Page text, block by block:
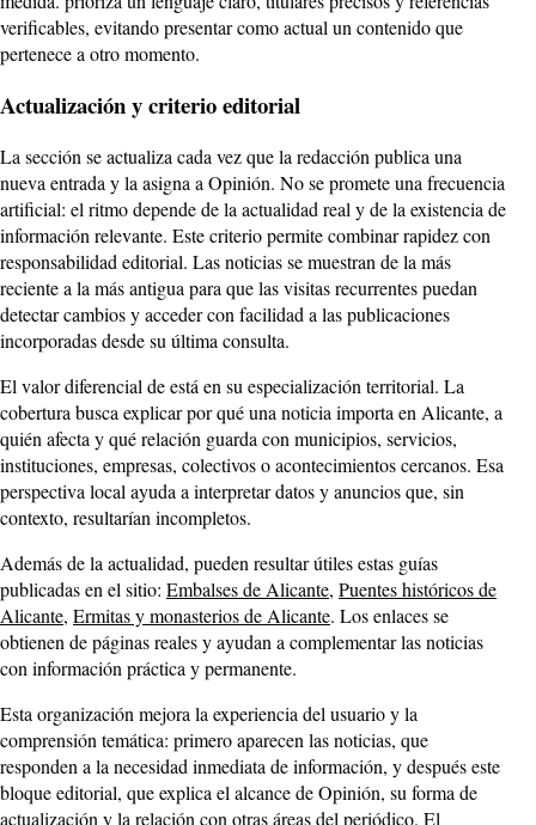
verificables, evitando presentar como actual un contenido que
pertenece a otro momento.
Actualización y criterio editorial
La sección se actualiza cada vez que la redacción publica una
nueva entrada y la asigna a Opinión. No se promete una frecuencia
artificial: el ritmo depende de la actualidad real y de la existencia de
información relevante. Este criterio permite combinar rapidez con
responsabilidad editorial. Las noticias se muestran de la más
reciente a la más antigua para que las visitas recurrentes puedan
detectar cambios y acceder con facilidad a las publicaciones
incorporadas desde su última consulta.
El valor diferencial de está en su especialización territorial. La
cobertura busca explicar por qué una noticia importa en Alicante, a
quién afecta y qué relación guarda con municipios, servicios,
instituciones, empresas, colectivos o acontecimientos cercanos. Esa
perspectiva local ayuda a interpretar datos y anuncios que, sin
contexto, resultarían incompletos.
Además de la actualidad, pueden resultar útiles estas guías
publicadas en el sitio: Embalses de Alicante, Puentes históricos de
Alicante, Ermitas y monasterios de Alicante. Los enlaces se
obtienen de páginas reales y ayudan a complementar las noticias
con información práctica y permanente.
Esta organización mejora la experiencia del usuario y la
comprensión temática: primero aparecen las noticias, que
responden a la necesidad inmediata de información, y después este
bloque editorial, que explica el alcance de Opinión, su forma de
actualización y la relación con otras áreas del periódico. El